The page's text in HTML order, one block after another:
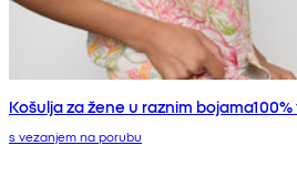
Košulja za žene u raznim
s vezanjem na porubu